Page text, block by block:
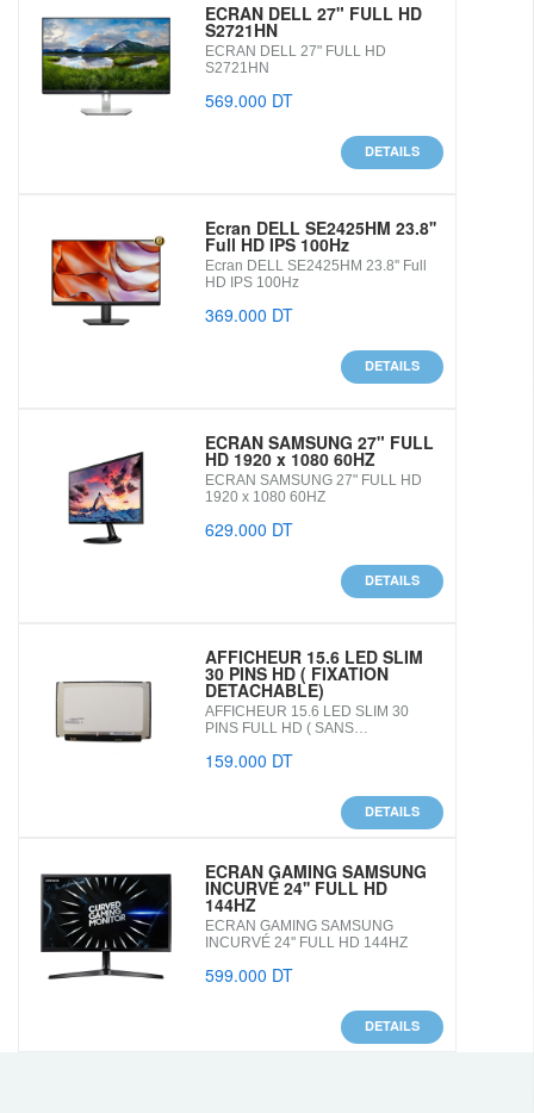
ECRAN DELL 27" FULL HD
S2721HN
ECRAN DELL 27" FULL HD
S2721HN
569.000 DT
DETAILS
Ecran DELL SE2425HM 23.8''
Full HD IPS 100Hz
Ecran DELL SE2425HM 23.8'' Full
HD IPS 100Hz
369.000 DT
DETAILS
ECRAN SAMSUNG 27" FULL
HD 1920 x 1080 60HZ
ECRAN SAMSUNG 27" FULL HD
1920 x 1080 60HZ
629.000 DT
DETAILS
AFFICHEUR 15.6 LED SLIM
30 PINS HD ( FIXATION
DETACHABLE)
AFFICHEUR 15.6 LED SLIM 30
PINS FULL HD ( SANS…
159.000 DT
DETAILS
ECRAN GAMING SAMSUNG
INCURVÉ 24'' FULL HD
144HZ
ECRAN GAMING SAMSUNG
INCURVÉ 24'' FULL HD 144HZ
599.000 DT
DETAILS